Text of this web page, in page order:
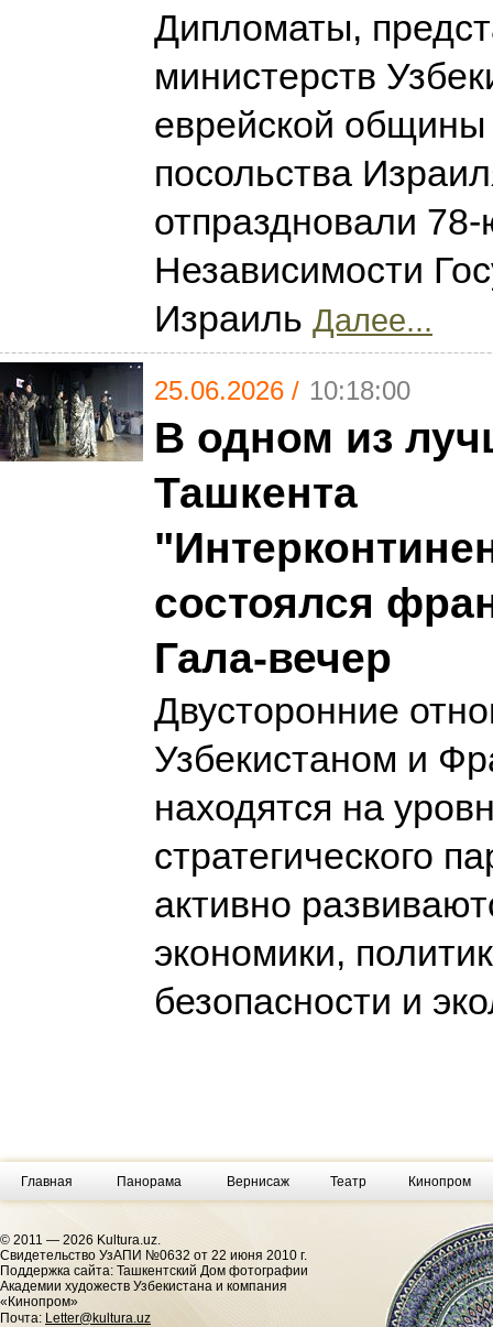
Дипломаты,
министерств
еврейской общины
посольства
отпраздновали
Независимости
Израиль Далее...
25.06.2026 / 10:18:00
В одном из
Ташкента
состоялся
Гала-вечер
Двусторонние
Узбекистаном и
находятся на
стратегического
активно
экономики,
безопасности и
Главная Панорама Вернисаж Театр Кинопром
© 2011 — 2026 Kultura.uz.
Cвидетельство УзАПИ №0632 от 22 июня 2010 г.
Поддержка сайта: Ташкентский Дом фотографии
Академии художеств Узбекистана и компания
«Кинопром»
Почта: Letter@kultura.uz